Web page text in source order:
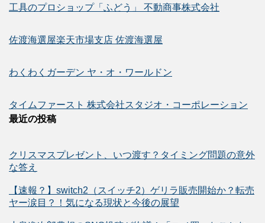
工具のプロショップ「ふどう」 不動商事株式会社
佐渡海選屋楽天市場支店 佐渡海選屋
わくわくガーデン ヤ・オ・ワールドン
タイムファースト 株式会社スタジオ・コーポレーション
最近の投稿
クリスマスプレゼント、いつ渡す？タイミング問題の意外
な答え
【速報？】switch2（スイッチ2）ゲリラ販売開始か？転売
ヤー涙目？！気になる現状と今後の展望